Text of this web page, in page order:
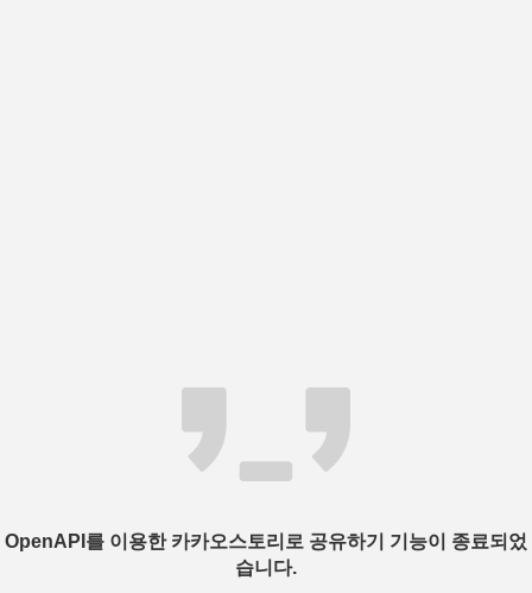
OpenAPI를 이용한 카카오스토리로 공유하기 기능이 종료되었
습니다.